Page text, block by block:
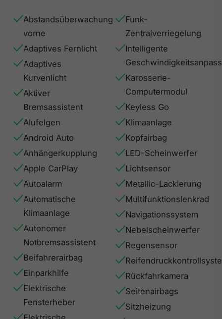
Abstandsüberwachung
vorne
Adaptives Fernlicht
Adaptives
Kurvenlicht
Aktiver
Bremsassistent
Alufelgen
Android Auto
Anhängerkupplung
Apple CarPlay
Autoalarm
Automatische
Klimaanlage
Autonomer
Notbremsassistent
Beifahrerairbag
Einparkhilfe
Elektrische
Fensterheber
Funk-
Zentralverriegelung
Intelligente
Karosserie-
Computermodul
Keyless Go
Klimaanlage
Kopfairbag
LED-Scheinwerfer
Lichtsensor
Metallic-Lackierung
Multifunktionslenkrad
Navigationssystem
Nebelscheinwerfer
Regensensor
Rückfahrkamera
Seitenairbags
Sitzheizung